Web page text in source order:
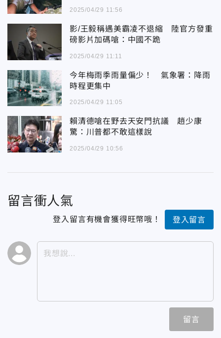
2025/04/29 11:56
影/王毅稱遇美霸凌不退縮 陸官方發重
磅影片加碼嗆：中國不跪
2025/04/29 11:11
今年梅雨季雨量偏少！ 氣象署：降雨
時程更集中
2025/04/29 11:05
賴清德嗆在野去天安門抗議 趙少康
驚：川普都不敢這樣說
2025/04/29 10:56
留言衝人氣
登入留言有機會獲得旺幣哦！ 登入留言
留言